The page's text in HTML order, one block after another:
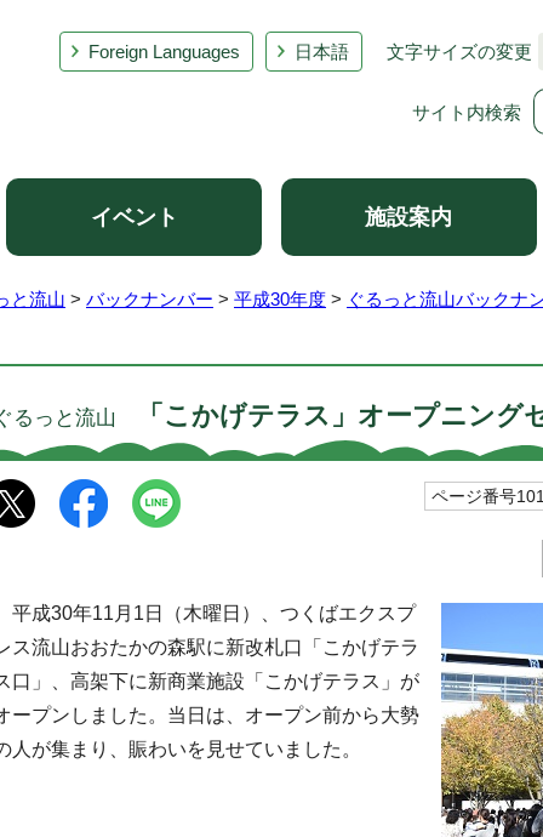
Foreign Languages 日本語 文字サイズの変更
サイト内検索
イベント 施設案内
と流山 > バックナンバー > 平成30年度 > ぐるっと流山バック
るっと流山 「こかげテラス」オープニング
ページ番号
成30年11月1日（木曜日）、つくばエクスプ
ス流山おおたかの森駅に新改札口「こかげテラ
口」、高架下に新商業施設「こかげテラス」が
ープンしました。当日は、オープン前から大勢
人が集まり、賑わいを見せていました。